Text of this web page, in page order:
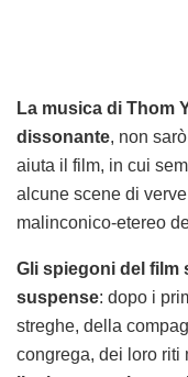
La musica di Thom
dissonante, non
aiuta il film, in cui
alcune scene di
malinconico-etereo
Gli spiegoni del film
suspense: dopo i
streghe, della
congrega, dei loro riti